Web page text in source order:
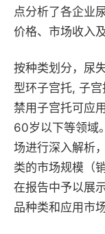
点分析了各企业
价格、市场收入
按种类划分，尿
型环子宫托, 子
禁用子宫托可应
60岁以下等领域
场进行深入解析
类的市场规模（
在报告中予以展
品种类和应用市